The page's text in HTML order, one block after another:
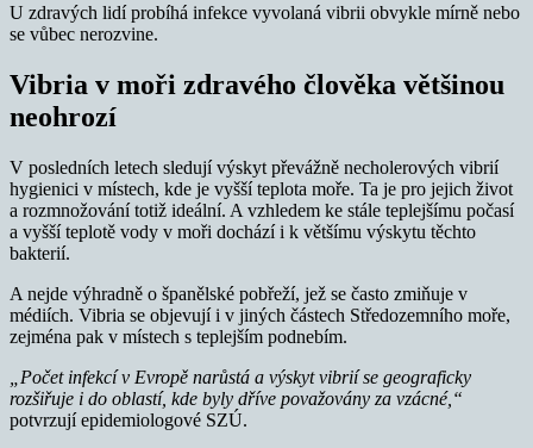
U zdravých lidí probíhá infekce vyvolaná vibrii obvykle mírně nebo
se vůbec nerozvine.
Vibria v moři zdravého člověka většinou
neohrozí
V posledních letech sledují výskyt převážně necholerových vibrií
hygienici v místech, kde je vyšší teplota moře. Ta je pro jejich život
a rozmnožování totiž ideální. A vzhledem ke stále teplejšímu počasí
a vyšší teplotě vody v moři dochází i k většímu výskytu těchto
bakterií.
A nejde výhradně o španělské pobřeží, jež se často zmiňuje v
médiích. Vibria se objevují i v jiných částech Středozemního moře,
zejména pak v místech s teplejším podnebím.
„Počet infekcí v Evropě narůstá a výskyt vibrií se geograficky
rozšiřuje i do oblastí, kde byly dříve považovány za vzácné,“
potvrzují epidemiologové SZÚ.